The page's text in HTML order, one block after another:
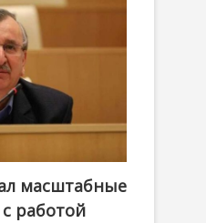
масштабные
работой